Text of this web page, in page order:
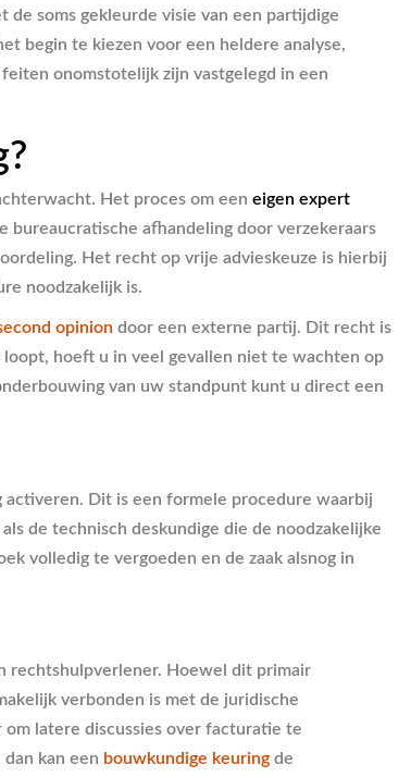
soms gekleurde visie van een partijdige
begin te kiezen voor een heldere analyse,
onomstotelijk zijn vastgelegd in een
Het proces om een eigen expert
afhandeling door verzekeraars
Het recht op vrije advieskeuze is hierbij
noodzakelijk is.
opinion door een externe partij. Dit recht is
hoeft u in veel gevallen niet te wachten op
van uw standpunt kunt u direct een
activeren. Dit is een formele procedure waarbij
de technisch deskundige die de noodzakelijke
volledig te vergoeden en de zaak alsnog in
rechtshulpverlener. Hoewel dit primair
verbonden is met de juridische
latere discussies over facturatie te
kan een bouwkundige keuring de